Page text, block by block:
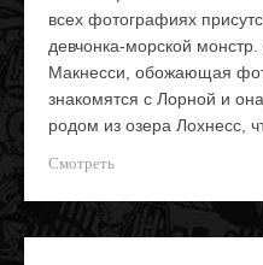
всех фотографиях
девчонка-морской
Макнесси, обожающая
знакомятся с Лорной и
родом из озера Лохнесс,
Смотреть